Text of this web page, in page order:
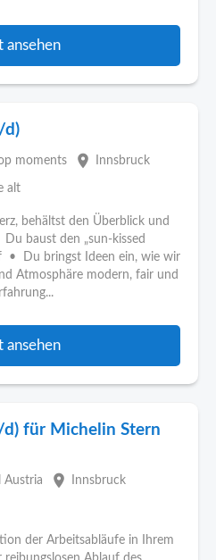
ansehen
d)
moments place Innsbruck
alt
behältst den Überblick und
baust den „sun-kissed
• Du bringst Ideen ein, wie wir
Atmosphäre modern, fair und
ansehen
für Michelin Stern
Austria place Innsbruck
der Arbeitsabläufe in Ihrem